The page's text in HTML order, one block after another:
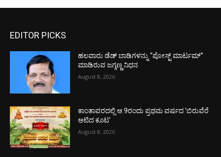
EDITOR PICKS
ಹಲವಾರು ಡೆಡ್ ಬಾಡಿಗಳನ್ನು “ಪೋಸ್ಟ್ ಮಾರ್ಟಮ್”
ಮಾಡಿರುವ ಜಗ್ಗಣ್ಣ ನಿಧನ
August 8, 2026
ಕಾಂತಾವರದಲ್ಲಿ ಆ.9ರಂದು ಪ್ರಥಮ ವರ್ಷದ ‘ಬಿರುವೆರೆ
ಆಟಿದ ಕೂಟ’
August 8, 2026